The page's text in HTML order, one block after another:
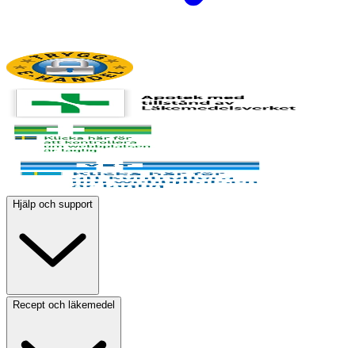
Hjälp och support
Recept och läkemedel